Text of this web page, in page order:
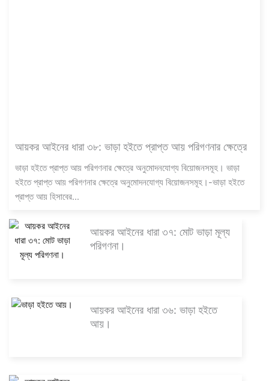
আয়কর আইনের ধারা ৩৮: ভাড়া হইতে প্রাপ্ত আয় পরিগণনার ক্ষেত্রে
ভাড়া হইতে প্রাপ্ত আয় পরিগণনার ক্ষেত্রে অনুমোদনযোগ্য বিয়োজনসমূহ। ভাড়া
হইতে প্রাপ্ত আয় পরিগণনার ক্ষেত্রে অনুমোদনযোগ্য বিয়োজনসমূহ।-ভাড়া হইতে
প্রাপ্ত আয় হিসাবের...
আয়কর আইনের ধারা ৩৭: মোট ভাড়া মূল্য
পরিগণনা।
আয়কর আইনের ধারা ৩৬: ভাড়া হইতে
আয়।